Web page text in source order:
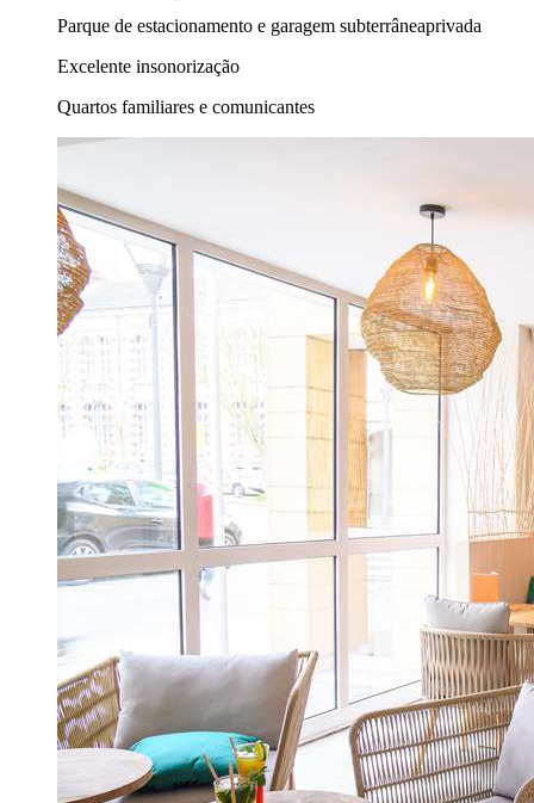
Parque de estacionamento e garagem subterrâneaprivada
Excelente insonorização
Quartos familiares e comunicantes